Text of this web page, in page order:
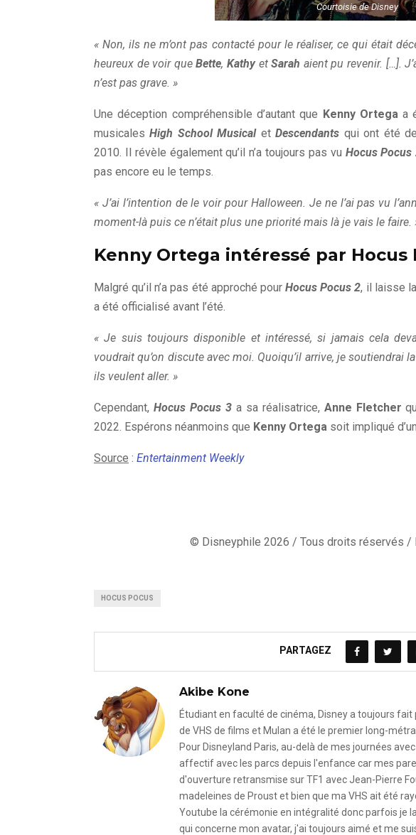
Courtoisie de Disney
« Non, ils ne m’ont pas contacté pour le réaliser, ce qui était
heureux de voir queBette,KathyetSarah aient pu revenir. […].
n’est pas grave. »
Une déception compréhensible d’autant que Kenny Ortega a
musicalesHigh School MusicaletDescendants qui ont été
2010. Il révèle également qu’il n’a toujours pas vu Hocus Pocus
pas encore eu le temps.
« J’ai l’intention de le voir pour Halloween. Je ne l’ai pas vu
moment-là puis ce n’était plus une priorité mais là je vais le faire.
Kenny Ortega intéressé par Hocus
Malgré qu’il n’a pas été approché pourHocus Pocus 2, il laisse
a été officialisé avant l’été.
« Je suis toujours disponible et intéressé, si jamais cela
voudrait qu’on discute avec moi. Quoiqu’il arrive, je soutiendrai
ils veulent aller. »
Cependant, Hocus Pocus 3a sa réalisatrice, Anne Fletcher
2022. Espérons néanmoins que Kenny Ortega soit impliqué
Source : Entertainment Weekly
© Disneyphile 2026 / Tous droits réservés /
HOCUS POCUS
PARTAGEZ
Akibe Kone
Étudiant en faculté de cinéma, Disney a toujours
de VHS de films et Mulan a été le premier long-
Pour Disneyland Paris, au-delà de mes journées
affectif avec les parcs depuis l'enfance car mes
d'ouverture retransmise sur TF1 avec Jean-Pierre
madeleines de Proust et bien que ma VHS ait été
Youtube la cérémonie en intégralité donc parfois je
qui concerne mon avatar, j'ai toujours aimé et me